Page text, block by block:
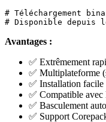
# Téléchargement
# Disponible depuis
Avantages :
✅ Extrêmement
✅ Multiplateforme
✅ Installation
✅ Compatible avec
✅ Basculement
✅ Support